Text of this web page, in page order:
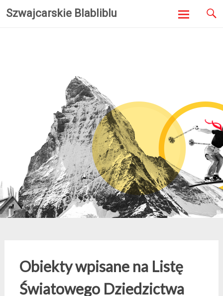
Szwajcarskie Blabliblu
Obiekty wpisane na Listę
Światowego Dziedzictwa